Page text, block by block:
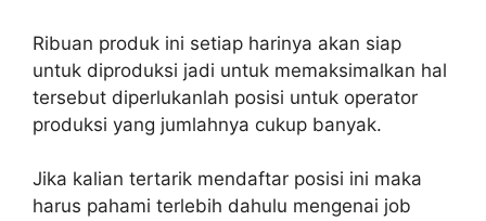
Ribuan produk ini setiap harinya akan siap
untuk diproduksi jadi untuk memaksimalkan hal
tersebut diperlukanlah posisi untuk operator
produksi yang jumlahnya cukup banyak.
Jika kalian tertarik mendaftar posisi ini maka
harus pahami terlebih dahulu mengenai job